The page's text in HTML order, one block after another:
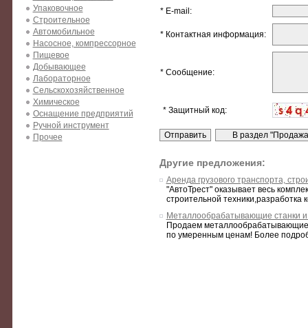
Упаковочное
Строительное
Автомобильное
Насосное, компрессорное
Пищевое
Добывающее
Лабораторное
Сельскохозяйственное
Химическое
Оснащение предприятий
Ручной инструмент
Прочее
* E-mail:
* Контактная информация:
* Сообщение:
* Защитный код:
Другие предложения:
Аренда грузового транспорта,
"АвтоТрест" оказывает весь
строительной техники,разработка
Металлообрабатывающие станки
Продаем
по умеренным ценам! Более